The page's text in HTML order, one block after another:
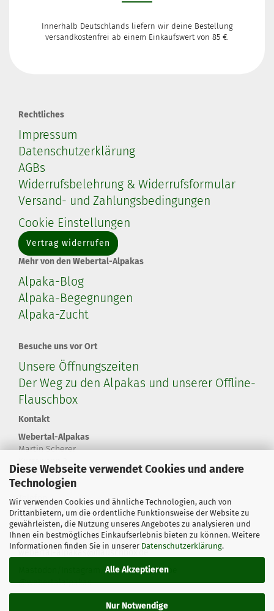
Diese Webseite verwendet Cookies und andere
Technologien
Wir verwenden Cookies und ähnliche Technologien, auch von
Drittanbietern, um die ordentliche Funktionsweise der Website zu
gewährleisten, die Nutzung unseres Angebotes zu analysieren und
Ihnen ein bestmögliches Einkaufserlebnis bieten zu können. Weitere
Informationen finden Sie in unserer Datenschutzerklärung.
Alle Akzeptieren
Nur Notwendige
Innerhalb Deutschlands liefern wir deine Bestellung
versandkostenfrei ab einem Einkaufswert von 85 €.
Rechtliches
Impressum
Datenschutzerklärung
AGBs
Widerrufsbelehrung & Widerrufsformular
Versand- und Zahlungsbedingungen
Cookie Einstellungen
Vertrag widerrufen
Mehr von den Webertal-Alpakas
Alpaka-Blog
Alpaka-Begegnungen
Alpaka-Zucht
Besuche uns vor Ort
Unsere Öffnungszeiten
Der Weg zu den Alpakas und unserer Offline-
Flauschbox
Kontakt
Webertal-Alpakas
Martin Scherer
Kurzawann 3
66564 Ottweiler
Telefon
+49 179 460 67 58
+49 6824 20 80 60 8
eMail
Facebook/YouTube
@webertalalpakas